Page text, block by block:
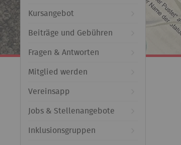
Kursangebot
Beiträge und Gebühren
Fragen & Antworten
Mitglied werden
Vereinsapp
Jobs & Stellenangebote
Inklusionsgruppen